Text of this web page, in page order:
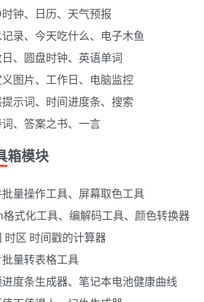
钟、日历、天气预报
录、今天吃什么、电子木鱼
、圆盘时钟、英语单词
义图片、工作日、电脑监控
提示词、时间进度条、搜索
、答案之书、一言
箱模块
量操作工具、屏幕取色工具
格式化工具、编解码工具、颜色转换器
时区 时间戳的计算器
量转表格工具
度条生成器、笔记本电池健康曲线